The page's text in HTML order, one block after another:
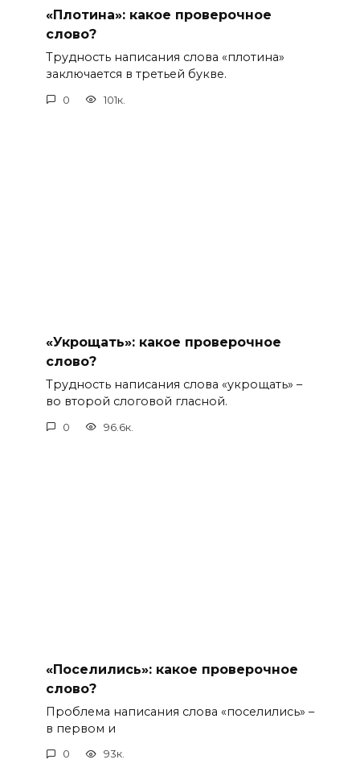
«Плотина»: какое проверочное
слово?
Трудность написания слова «плотина»
заключается в третьей букве.
0 101к.
«Укрощать»: какое проверочное
слово?
Трудность написания слова «укрощать» –
во второй слоговой гласной.
0 96.6к.
«Поселились»: какое проверочное
слово?
Проблема написания слова «поселились» –
в первом и
0 93к.